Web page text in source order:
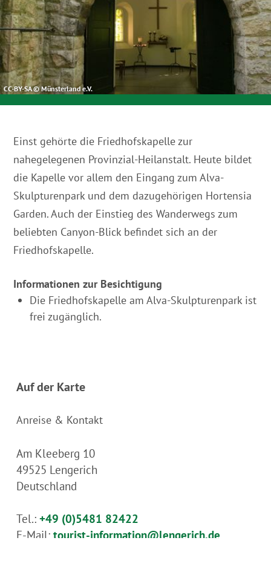
CC-BY-SA © Münsterland e.V.
Einst gehörte die Friedhofskapelle zur
nahegelegenen Provinzial-Heilanstalt. Heute bildet
die Kapelle vor allem den Eingang zum Alva-
Skulpturenpark und dem dazugehörigen Hortensia
Garden. Auch der Einstieg des Wanderwegs zum
beliebten Canyon-Blick befindet sich an der
Friedhofskapelle.
Informationen zur Besichtigung
Die Friedhofskapelle am Alva-Skulpturenpark ist
frei zugänglich.
Auf der Karte
Anreise & Kontakt
Am Kleeberg 10
49525 Lengerich
Deutschland
Tel.: +49 (0)5481 82422
E-Mail: tourist-information@lengerich.de